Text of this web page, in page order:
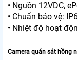
• Nguồn 12VDC,
• Chuẩn bảo vệ:
• Nhiệt độ hoạt
Camera quán sát hồng